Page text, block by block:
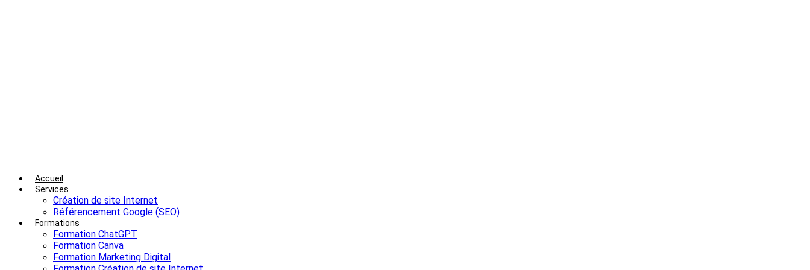
Accueil
Services
Création de site Internet
Référencement Google (SEO)
Formations
Formation ChatGPT
Formation Canva
Formation Marketing Digital